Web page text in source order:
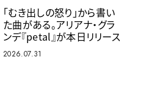
「むき出しの怒り」から書い
た曲がある。アリアナ・グラ
ンデ『petal』が本日リリース
2026.07.31